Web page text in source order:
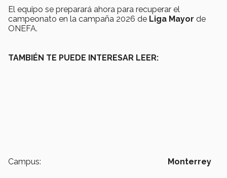
El equipo se preparará ahora para recuperar el
campeonato en la campaña 2026 de Liga Mayor de
ONEFA.
TAMBIÉN TE PUEDE INTERESAR LEER:
Campus: Monterrey